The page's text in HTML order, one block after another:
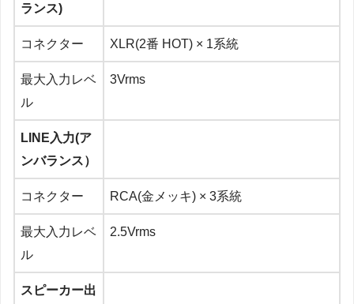
ランス)
コネクター XLR(2番 HOT) × 1系統
最大入力レベ
ル
3Vrms
LINE入力(ア
ンバランス）
コネクター RCA(金メッキ) × 3系統
最大入力レベ
ル
2.5Vrms
スピーカー出